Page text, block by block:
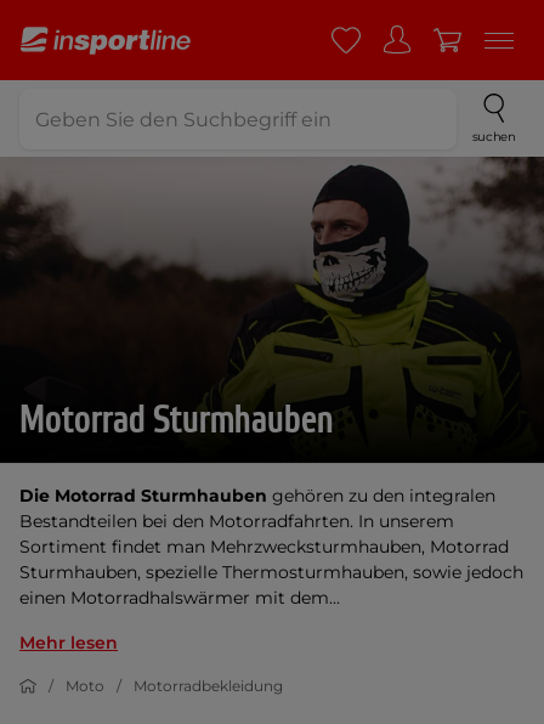
suchen
Motorrad Sturmhauben
Die Motorrad Sturmhauben gehören zu den integralen
Bestandteilen bei den Motorradfahrten. In unserem
Sortiment findet man Mehrzwecksturmhauben, Motorrad
Sturmhauben, spezielle Thermosturmhauben, sowie jedoch
einen Motorradhalswärmer mit dem...
Mehr lesen
Moto Motorradbekleidung